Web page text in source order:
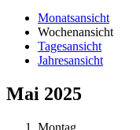
Monatsansicht
Wochenansicht
Tagesansicht
Jahresansicht
Mai 2025
Montag